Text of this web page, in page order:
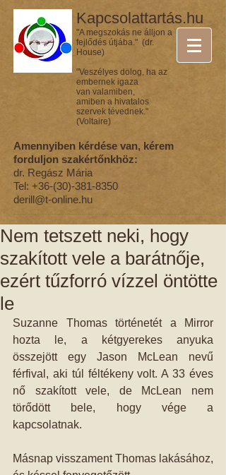
Kapcsolattartás.hu
"A megszokás ne álljon a
fejlődés útjába." (dr.
House)
"Veszélyes dolog, ha az
embernek igaza
van valamiben,
amiben a hivatalos
szervek tévednek."
(Voltaire)
Amennyiben kérdése van, kérem
forduljon szakértőnkhöz:
dr. Regász Mária
Tel: +36-(30)-381-8350
derill@t-online.hu
Nem tetszett neki, hogy
szakított vele a barátnője,
ezért tűzforró vízzel öntötte
le
Suzanne Thomas történetét a Mirror
hozta le, a kétgyerekes anyuka
összejött egy Jason McLean nevű
férfival, aki túl féltékeny volt. A 33 éves
nő szakított vele, de McLean nem
törődött bele, hogy vége a
kapcsolatnak.
Másnap visszament Thomas lakásához,